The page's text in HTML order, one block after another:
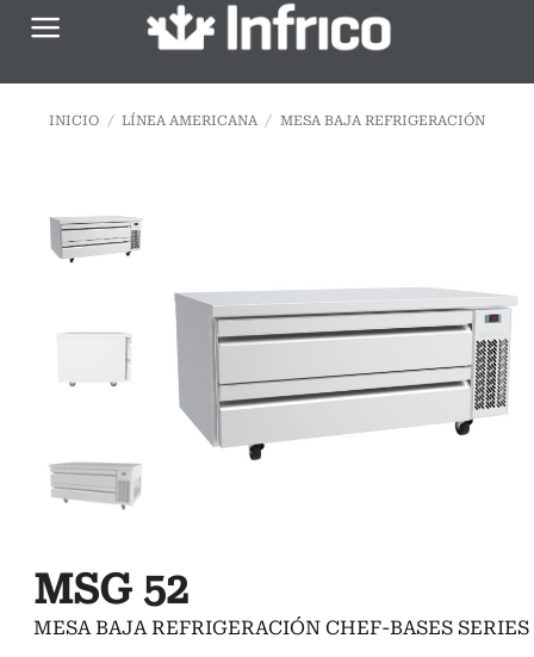
Saltar
INICIO / LÍNEA AMERICANA / MESA BAJA REFRIGERACIÓN
MSG 52
MESA BAJA REFRIGERACIÓN CHEF-BASES SERIES